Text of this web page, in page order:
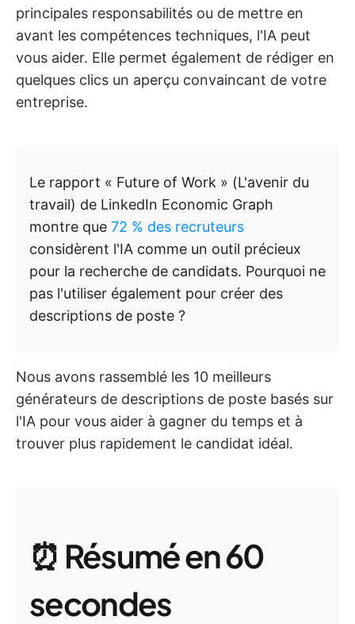
principales responsabilités ou de mettre en
avant les compétences techniques, l'IA peut
vous aider. Elle permet également de rédiger en
quelques clics un aperçu convaincant de votre
entreprise.
Le rapport « Future of Work » (L'avenir du
travail) de LinkedIn Economic Graph
montre que 72 % des recruteurs
considèrent l'IA comme un outil précieux
pour la recherche de candidats. Pourquoi ne
pas l'utiliser également pour créer des
descriptions de poste ?
Nous avons rassemblé les 10 meilleurs
générateurs de descriptions de poste basés sur
l'IA pour vous aider à gagner du temps et à
trouver plus rapidement le candidat idéal.
⏰ Résumé en 60
secondes